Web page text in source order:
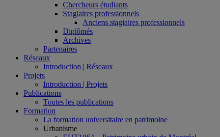
Chercheurs étudiants
Stagiaires professionnels
Anciens stagiaires professionnels
Diplômés
Archives
Partenaires
Réseaux
Introduction | Réseaux
Projets
Introduction | Projets
Publications
Toutes les publications
Formation
La formation universitaire en patrimoine
Urbanisme